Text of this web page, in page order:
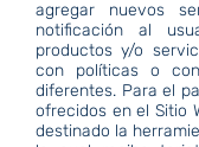
agregar nuevos
notificación al
productos y/o
con políticas o
diferentes. Para el
ofrecidos en el Sitio
destinado la